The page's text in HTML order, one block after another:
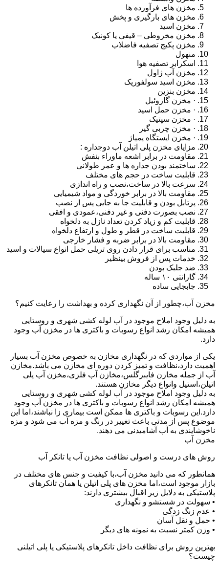
مخزن های فرآورده ها
مخزن های بارگیری و پخش
مخزن اسید
مخزن مخروطی – قیفی یا کونیک
مخزن پکیج تصفیه فاضلاب
منهول
اسکرابر تصفیه هوا
مخزن آب ژاول
مخزن اسید سولفوریک
مخزن بنزین
· مخزن گازوئیل
· مخزن حمل اسید
· مخزن سپتیک
· مخزن چربی گیر
· مخزن ایستگاه پمپاژ
مزایای مخزن پلی اتیلن آب دوجداره :
مقاومت در برابر اشعه ماوراء بنفش
ساختمند بودن جداره ها و عمر طولانی
قابلیت ساخت در حجم های مختلف
سرعت بالا در ساخت،نصب و راه اندازی
مقاومت بالا در برابر خوردگی و مواد شیمیایی
پرتابل بودن و قابلیت جا به جایی پس از نصب
نصب بصورت دفنی و غیر دفنی،عمودی و افقی
قابلیت کم و زیاد کردن تعداد نازل به دلخواه
قابلیت ساخت در قطر و طول و ارتفاع دلخواه
مقاومت بالا در برابر ضربه و فشار خارجی
مناسب برای قرار دادن روی تریلی حمل انواع سیالات و اسید
خدمات پس از فروش بینظیر
ضد جلبک بودن
گارانتی ۱۰ ساله
جابجایی ساده
مخزن آب،چطور از آن نگهداری کرده و بهداشت را رعایت کنیم؟
به دلیل وجود املاح موجود در آب لوله کشی شهری و روستایی
همیشه امکان رشد انواع رسوبات و باکتری ها در مخزن آب وجود
دارد.
یکی از مواردی که در نگهداری مخازن به خصوص مخزن آب بسیار
اهمیت دارد،نظافت و تمیز کردن دوره ای مخازن می باشد.مخازن
آب از جمله مخازن فایبرگلس،مخازن آب فلزی،مخزن آب پلی
اتیلن،استیل وانواع دیگر مخازن هستند.
به دلیل وجود املاح موجود در آب لوله کشی شهری و روستایی
همیشه امکان رشد انواع رسوبات و باکتری ها در مخزن آب وجود
دارد.این رسوبات و باکتری ها ممکن است بیماری زا نباشند،اما این
موضوع پس از مدتی باعث تغییر در رنگ و مزه آب می شود و مزه
ناخوشایندی به آب آشامیدنی می دهند.
مخزن آب
روش های درست و اصولی نظافت مخزن آب یا تانکر آب
همانطور که می دانید مخزن آب،با کیفیت و جنس های مختلف در
بازار موجود است،اما مخزن های پلی اتیلن یا همان تانکرهای
پلاستیکی به دلایل زیر اقبال بیشتری دارند:
• سهولت در شستشو و نگهداری
• عدم زنگ زدگی
• حمل و نقل آسان
• وزن کمتر نسبت به نمونه های دیگر
بهترین روش برای نظافت داخل تانکرهای پلاستیکی یا پلی اتیلنی
چیست؟